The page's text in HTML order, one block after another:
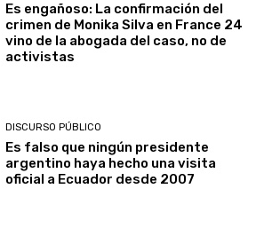
Es engañoso: La confirmación del
crimen de Monika Silva en France 24
vino de la abogada del caso, no de
activistas
DISCURSO PÚBLICO
Es falso que ningún presidente
argentino haya hecho una visita
oficial a Ecuador desde 2007